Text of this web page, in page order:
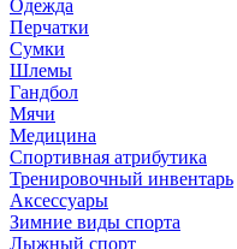
Одежда
Перчатки
Сумки
Шлемы
Гандбол
Мячи
Медицина
Спортивная атрибутика
Тренировочный инвентарь
Аксессуары
Зимние виды спорта
Лыжный спорт